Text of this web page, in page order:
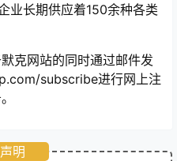
业长期供应着150余种各类
克网站的同时通过邮件发
subscribe进行网上注
明